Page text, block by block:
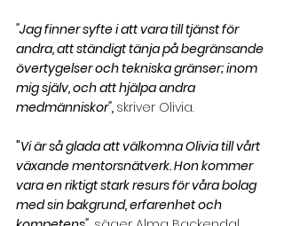
"Jag finner syfte i att vara till tjänst för
andra, att ständigt tänja på begränsande
övertygelser och tekniska gränser; inom
mig själv, och att hjälpa andra
medmänniskor", skriver Olivia.
"Vi är så glada att välkomna Olivia till vårt
växande mentorsnätverk. Hon kommer
vara en riktigt stark resurs för våra bolag
med sin bakgrund, erfarenhet och